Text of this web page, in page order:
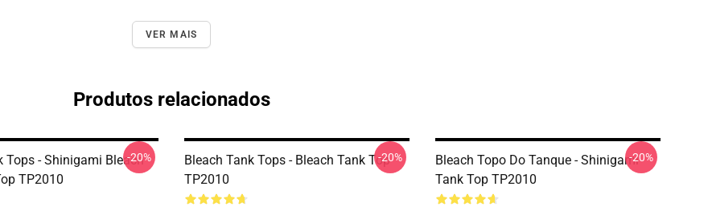
VER MAIS
Produtos relacionados
Tops - Shinigami Bleach
TP2010
-20%
Bleach Tank Tops - Bleach Tank Top
TP2010
-20%
Bleach Topo Do Tanque - Shinigami
Tank Top TP2010
-20%